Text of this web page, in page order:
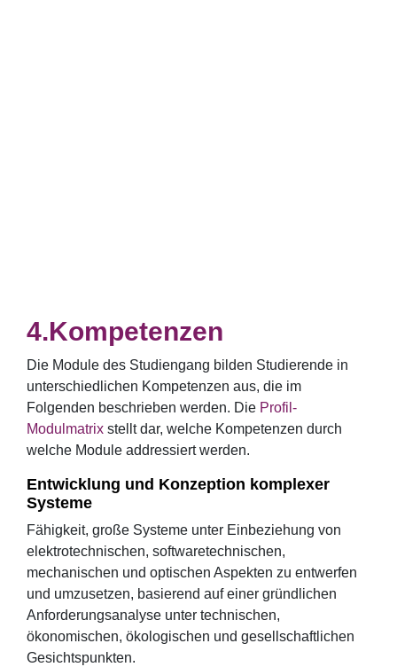
Kompetenzen
Die Module des Studiengang bilden Studierende in
unterschiedlichen Kompetenzen aus, die im
Folgenden beschrieben werden. Die Profil-
Modulmatrix stellt dar, welche Kompetenzen durch
welche Module addressiert werden.
Entwicklung und Konzeption komplexer
Systeme
Fähigkeit, große Systeme unter Einbeziehung von
elektrotechnischen, softwaretechnischen,
mechanischen und optischen Aspekten zu entwerfen
und umzusetzen, basierend auf einer gründlichen
Anforderungsanalyse unter technischen,
ökonomischen, ökologischen und gesellschaftlichen
Gesichtspunkten.